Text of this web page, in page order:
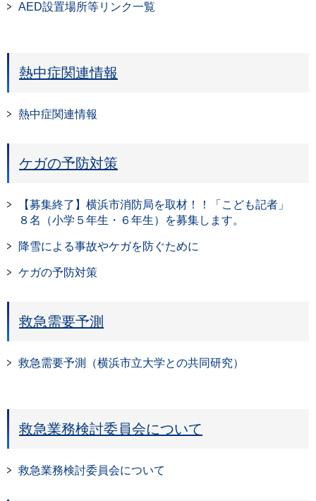
AED設置場所等リンク一覧
熱中症関連情報
熱中症関連情報
ケガの予防対策
【募集終了】横浜市消防局を取材！！「こども記者」
８名（小学５年生・６年生）を募集します。
降雪による事故やケガを防ぐために
ケガの予防対策
救急需要予測
救急需要予測（横浜市立大学との共同研究）
救急業務検討委員会について
救急業務検討委員会について